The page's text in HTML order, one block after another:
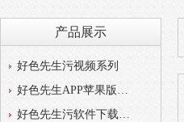
产品展示
好色先生污视频系列
好色先生APP苹果版系列
好色先生污软件下载系列